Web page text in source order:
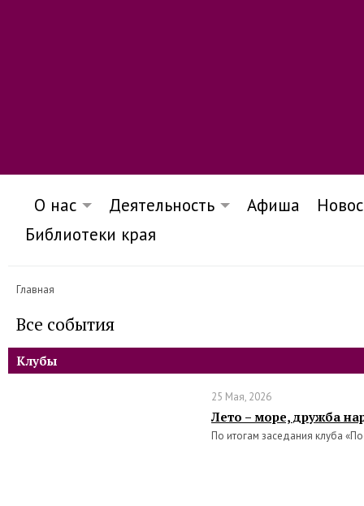
О нас Деятельность Афиша
Библиотеки края
Главная
Все события
Клубы
25 Мая, 2026
Лето – море, дружба
По итогам заседания клуба